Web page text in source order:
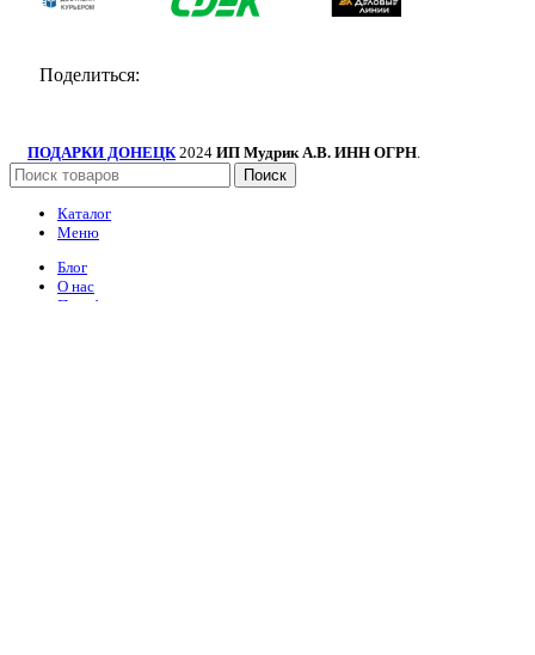
Поделиться:
ПОДАРКИ ДОНЕЦК 2024 ИП Мудрик А.В. ИНН ОГРН.
Поиск
Каталог
Меню
Блог
О нас
Портфолио